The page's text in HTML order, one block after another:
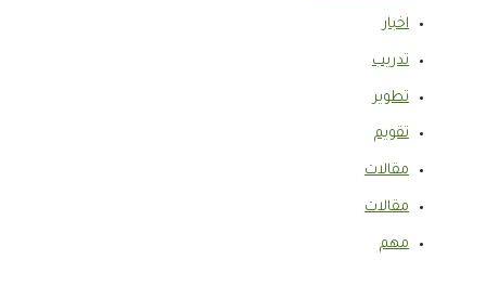
اخبار
تدريب
تطوير
تقويم
مقالات
مقالات
مهم